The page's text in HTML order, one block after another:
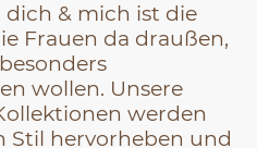
dich & mich ist die
Frauen da draußen,
wollen. Unsere
werden
Stil hervorheben und